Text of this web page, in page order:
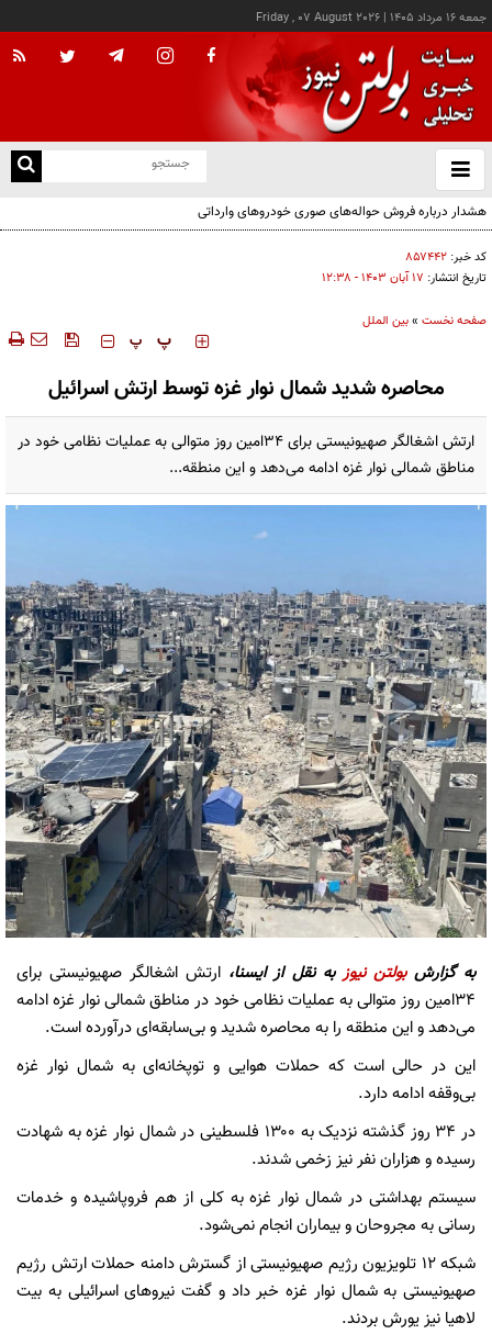
جمعه ۱۶ مرداد ۱۴۰۵ |
Friday , 07 August 2026
باز
و
هشدار درباره فروش حواله‌های صوری خودروهای وارداتی
کد خبر: ۸۵۷۴۴۲
تاریخ انتشار: ۱۷ آبان ۱۴۰۳ - ۱۲:۳۸
صفحه نخست »بین الملل
‍‍‍ پ پ
محاصره شدید شمال نوار غزه توسط ارتش اسرائیل
ارتش اشغالگر صهیونیستی برای ۳۴امین روز متوالی به عملیات نظامی خود در
مناطق شمالی نوار غزه ادامه می‌دهد و این منطقه...
به گزارشبولتن نیوزبه نقل از ایسنا، ارتش اشغالگر صهیونیستی برای
۳۴امین روز متوالی به عملیات نظامی خود در مناطق شمالی نوار غزه ادامه
می‌دهد و این منطقه را به محاصره شدید و بی‌سابقه‌ای درآورده است.
این در حالی است که حملات هوایی و توپخانه‌ای به شمال نوار غزه
بی‌وقفه ادامه دارد.
در ۳۴ روز گذشته نزدیک به ۱۳۰۰ فلسطینی در شمال نوار غزه به شهادت
رسیده و هزاران نفر نیز زخمی شدند.
سیستم بهداشتی در شمال نوار غزه به کلی از هم فروپاشیده و خدمات
رسانی به مجروحان و بیماران انجام نمی‌شود.
شبکه ۱۲ تلویزیون رژیم صهیونیستی از گسترش دامنه حملات ارتش رژیم
صهیونیستی به شمال نوار غزه خبر داد و گفت نیروهای اسرائیلی به بیت
لاهیا نیز یورش بردند.